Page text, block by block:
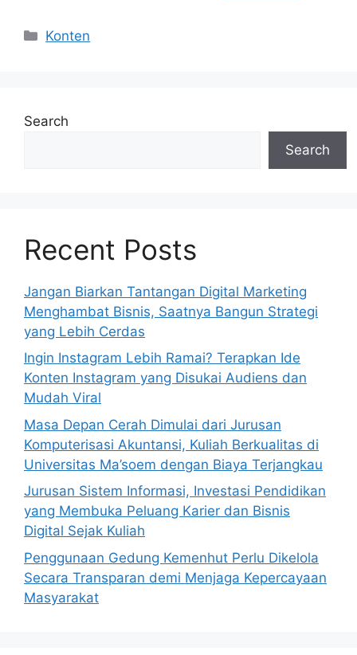
Categories
Konten
Search
Search
Recent Posts
Jangan Biarkan Tantangan Digital Marketing
Menghambat Bisnis, Saatnya Bangun Strategi
yang Lebih Cerdas
Ingin Instagram Lebih Ramai? Terapkan Ide
Konten Instagram yang Disukai Audiens dan
Mudah Viral
Masa Depan Cerah Dimulai dari Jurusan
Komputerisasi Akuntansi, Kuliah Berkualitas di
Universitas Ma’soem dengan Biaya Terjangkau
Jurusan Sistem Informasi, Investasi Pendidikan
yang Membuka Peluang Karier dan Bisnis
Digital Sejak Kuliah
Penggunaan Gedung Kemenhut Perlu Dikelola
Secara Transparan demi Menjaga Kepercayaan
Masyarakat